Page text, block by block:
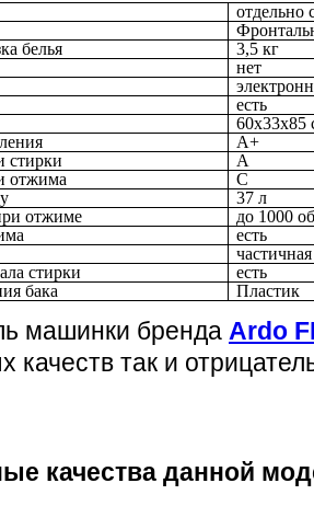
отдельно
белья
3,5 кг
нет
есть
60x33x85
A+
стирки
A
отжима
C
37 л
отжиме
до 1000
есть
частичная
стирки
есть
бака
Пластик
машинки бренда Ardo
качеств так и
качества данной